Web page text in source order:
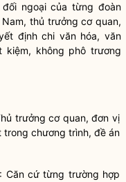
ngoại của từng đoàn
thủ trưởng cơ quan,
định chi văn hóa, văn
kiệm, không phô trương
trưởng cơ quan, đơn vị
chương trình, đề án
Căn cứ từng trường hợp